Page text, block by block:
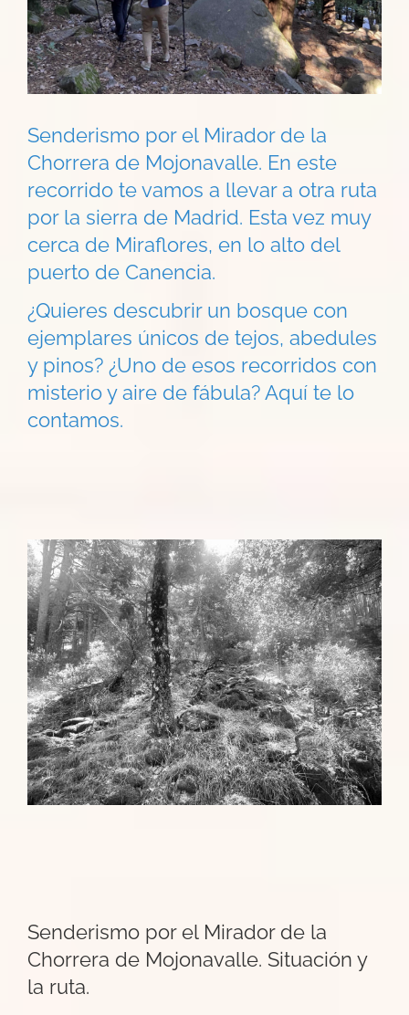
Senderismo por el Mirador de la
Chorrera de Mojonavalle. En este
recorrido te vamos a llevar a otra ruta
por la sierra de Madrid. Esta vez muy
cerca de Miraflores, en lo alto del
puerto de Canencia.
¿Quieres descubrir un bosque con
ejemplares únicos de tejos, abedules
y pinos? ¿Uno de esos recorridos con
misterio y aire de fábula? Aquí te lo
contamos.
Senderismo por el Mirador de la
Chorrera de Mojonavalle. Situación y
la ruta.